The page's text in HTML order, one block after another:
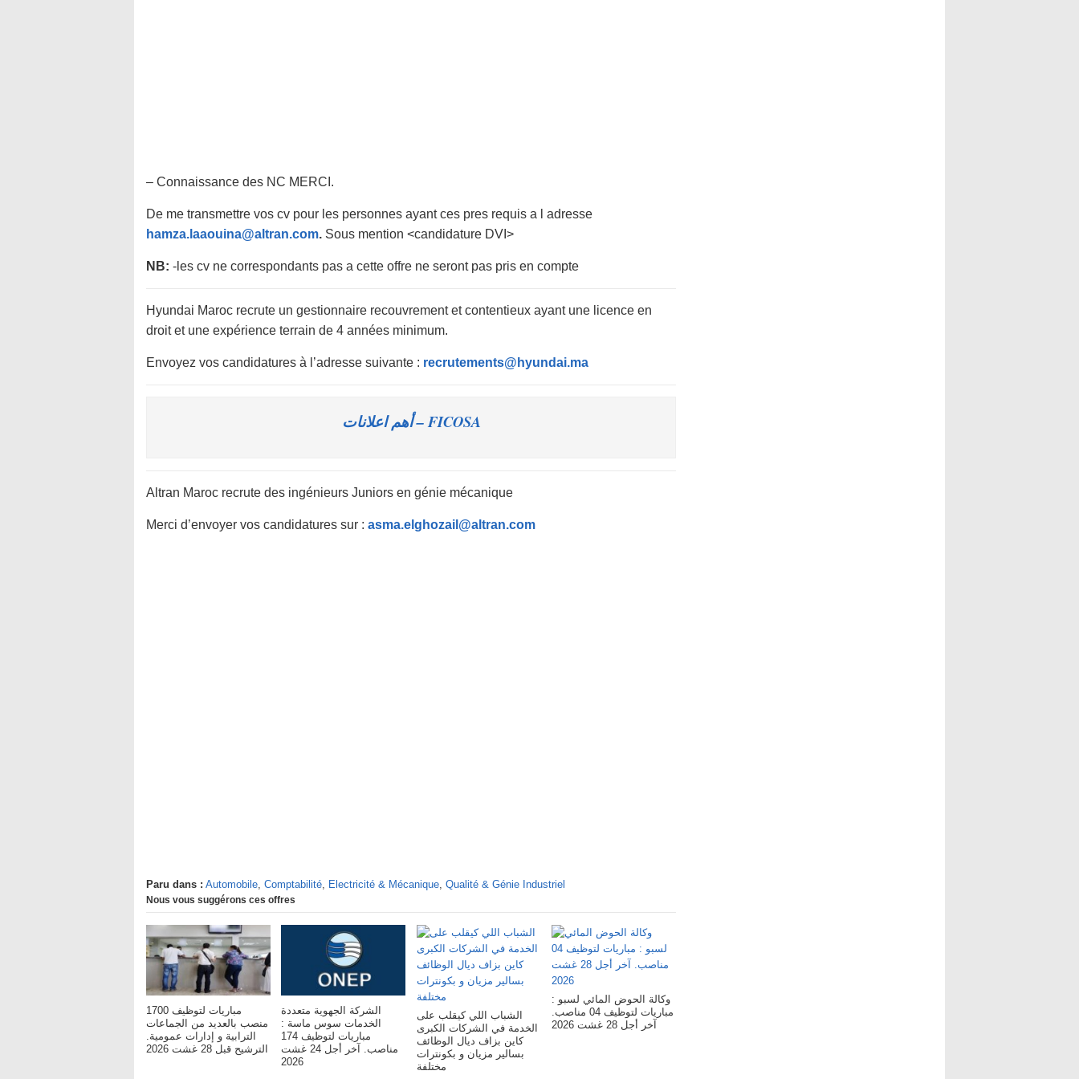
– Connaissance des NC MERCI.
De me transmettre vos cv pour les personnes ayant ces pres requis a l adresse
hamza.laaouina@altran.com. Sous mention <candidature DVI>
NB: -les cv ne correspondants pas a cette offre ne seront pas pris en compte
Hyundai Maroc recrute un gestionnaire recouvrement et contentieux ayant une licence en
droit et une expérience terrain de 4 années minimum.
Envoyez vos candidatures à l’adresse suivante : recrutements@hyundai.ma
FICOSA – أهم اعلانات
Altran Maroc recrute des ingénieurs Juniors en génie mécanique
Merci d’envoyer vos candidatures sur : asma.elghozail@altran.com
Paru dans : Automobile, Comptabilité, Electricité & Mécanique, Qualité & Génie Industriel
Nous vous suggérons ces offres
مباريات لتوظيف 1700
منصب بالعديد من الجماعات
الترابية و إدارات عمومية.
الترشيح قبل 28 غشت 2026
الشركة الجهوية متعددة
الخدمات سوس ماسة :
مباريات لتوظيف 174
مناصب. آخر أجل 24 غشت
2026
الشباب اللي كيقلب على
الخدمة في الشركات الكبرى
كاين بزاف ديال الوظائف
بسالير مزيان و بكونترات
مختلفة
وكالة الحوض المائي لسبو :
مباريات لتوظيف 04 مناصب.
آخر أجل 28 غشت 2026